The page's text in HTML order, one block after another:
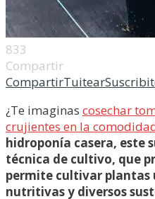
833
Compartir
CompartirTuitear
¿Te imaginas cosechar
crujientes en la
hidroponía casera, este
técnica de cultivo, que
permite cultivar plantas
nutritivas y diversos